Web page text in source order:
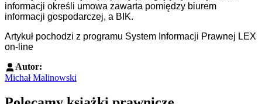
informacji określi umowa zawarta pomiędzy biurem
informacji gospodarczej, a BIK.
Artykuł pochodzi z programu System Informacji Prawnej LEX
on-line
Autor:
Michał Malinowski